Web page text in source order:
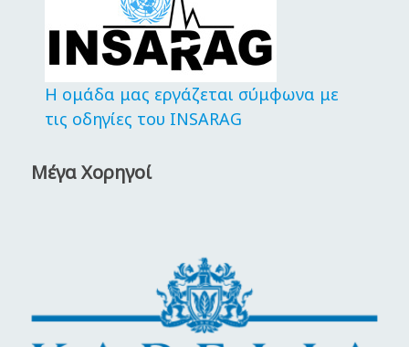
Η ομάδα μας εργάζεται σύμφωνα με
τις οδηγίες του INSARAG
Μέγα Χορηγοί